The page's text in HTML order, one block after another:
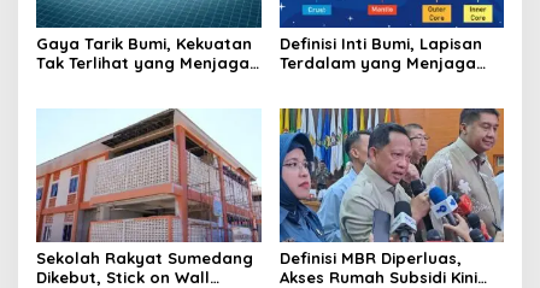
Gaya Tarik Bumi, Kekuatan
Tak Terlihat yang Menjaga
Definisi Inti Bumi, Lapisan
Terdalam yang Menjaga
Sekolah Rakyat Sumedang
Dikebut, Stick on Wall
Definisi MBR Diperluas,
Akses Rumah Subsidi Kini